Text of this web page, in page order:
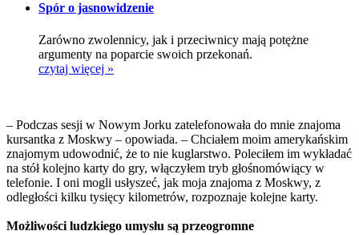
Spór o jasnowidzenie
Zarówno zwolennicy, jak i przeciwnicy mają potężne
argumenty na poparcie swoich przekonań.
czytaj więcej »
– Podczas sesji w Nowym Jorku zatelefonowała do mnie znajoma
kursantka z Moskwy – opowiada. – Chciałem moim amerykańskim
znajomym udowodnić, że to nie kuglarstwo. Poleciłem im wykładać
na stół kolejno karty do gry, włączyłem tryb głośnomówiący w
telefonie. I oni mogli usłyszeć, jak moja znajoma z Moskwy, z
odległości kilku tysięcy kilometrów, rozpoznaje kolejne karty.
Możliwości ludzkiego umysłu są przeogromne